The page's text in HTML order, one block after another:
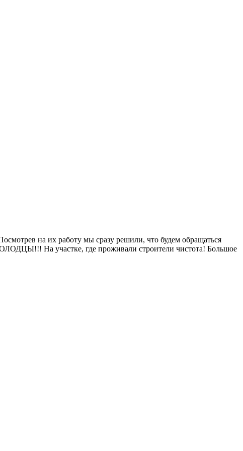
на их работу мы сразу решили, что будем обращаться
На участке, где проживали строители чистота! Большое